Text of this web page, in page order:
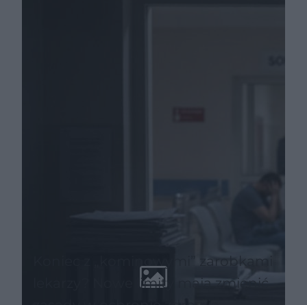
Koniec z „kominowymi” zarobkami
lekarzy? Nowe limity mają zmienić